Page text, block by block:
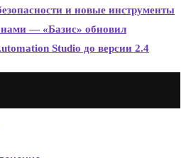
и новые инструменты
— «Базис» обновил
Studio до версии 2.4